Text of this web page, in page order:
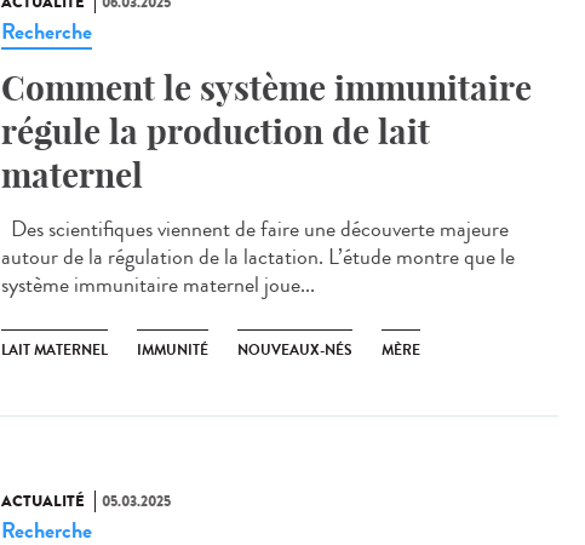
Recherche
Comment le système immunitaire
régule la production de lait
maternel
Des scientifiques viennent de faire une découverte majeure
autour de la régulation de la lactation. L’étude montre que le
système immunitaire maternel joue...
LAIT MATERNEL IMMUNITÉ NOUVEAUX-NÉS MÈRE
ACTUALITÉ 05.03.2025
Recherche